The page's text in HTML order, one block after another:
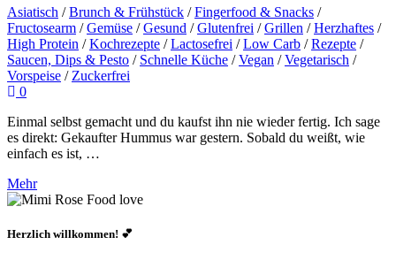
Asiatisch /Brunch & Frühstück /Fingerfood & Snacks /
Fructosearm /Gemüse /Gesund /Glutenfrei /Grillen /Herzhaftes /
High Protein /Kochrezepte /Lactosefrei /Low Carb /Rezepte /
Saucen, Dips & Pesto / Schnelle Küche /Vegan /Vegetarisch /
Vorspeise / Zuckerfrei
0
Einmal selbst gemacht und du kaufst ihn nie wieder fertig. Ich sage
es direkt: Gekaufter Hummus war gestern. Sobald du weißt, wie
einfach es ist, …
Mehr
Herzlich willkommen! 💕